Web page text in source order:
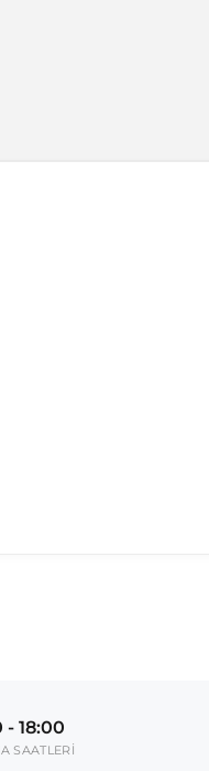
numarası veya şasi
- 18:00
SAATLERİ